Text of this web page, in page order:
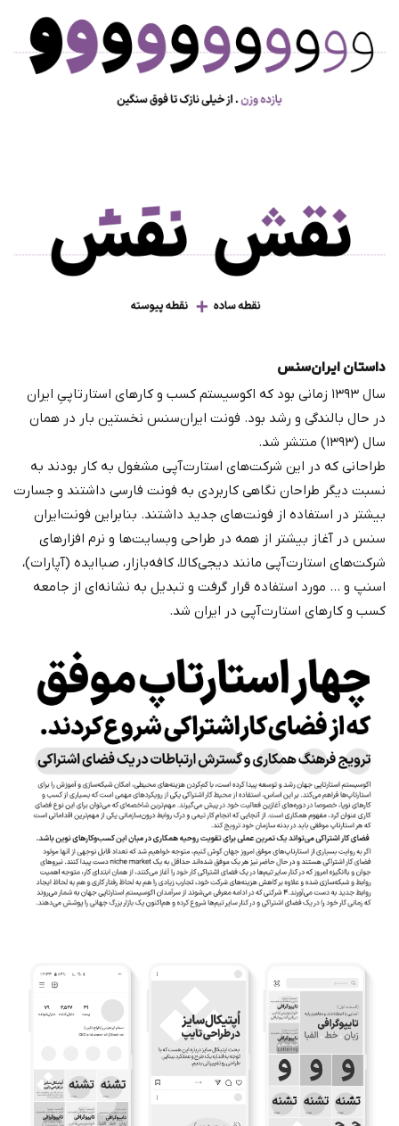
داستان ایران‌سنس
سال ۱۳۹۳ زمانی بود که اکوسیستم کسب و کارهای استارتاپیِ ایران
در حال بالندگی و رشد بود. فونت‌ ایران‌سنس نخستین بار در همان
سال (۱۳۹۳) منتشر شد.
طراحانی که در این شرکت‌های استارت‌آپی مشغول به کار بودند به
نسبت دیگر طراحان نگاهی کاربردی به فونت فارسی داشتند و جسارت
بیشتر در استفاده از فونت‌های جدید داشتند. بنابراین فونت‌ایران
سنس در آغاز بیشتر از همه در طراحی وبسایت‌ها و نرم افزارهای
شرکت‌های استارت‌آپی مانند دیجی‌کالا، کافه‌بازار، صبا‌ایده (آپارات)،
اسنپ و … مورد استفاده قرار گرفت و تبدیل به نشانه‌ای از جامعه
کسب و کارهای استارت‌آپی در ایران شد.